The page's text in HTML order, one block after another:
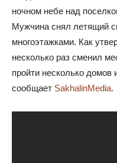
ночном небе над
Мужчина снял летящий
многоэтажками. Как
несколько раз сменил
пройти несколько домов
сообщает SakhalinMedia.